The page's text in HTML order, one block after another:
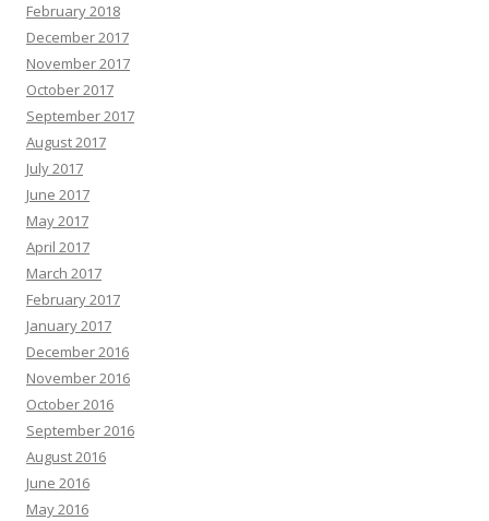
February 2018
December 2017
November 2017
October 2017
September 2017
August 2017
July 2017
June 2017
May 2017
April 2017
March 2017
February 2017
January 2017
December 2016
November 2016
October 2016
September 2016
August 2016
June 2016
May 2016